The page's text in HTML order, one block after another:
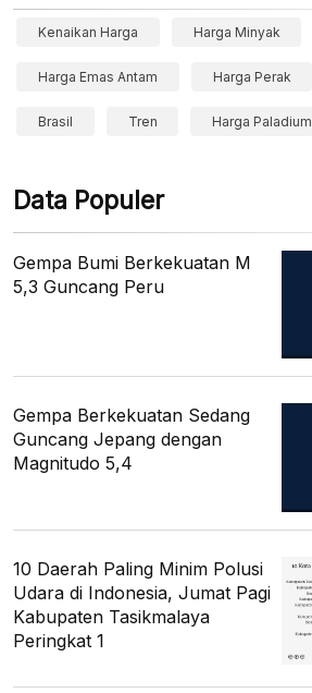
Kenaikan Harga Harga Minyak
Harga Emas Antam Harga Perak
Brasil Tren Harga Paladium
Data Populer
Gempa Bumi Berkekuatan M
5,3 Guncang Peru
Gempa Berkekuatan Sedang
Guncang Jepang dengan
Magnitudo 5,4
10 Daerah Paling Minim Polusi
Udara di Indonesia, Jumat Pagi
Kabupaten Tasikmalaya
Peringkat 1